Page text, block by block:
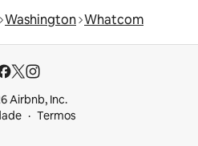
Washington Whatcom
Airbnb, Inc.
Termos